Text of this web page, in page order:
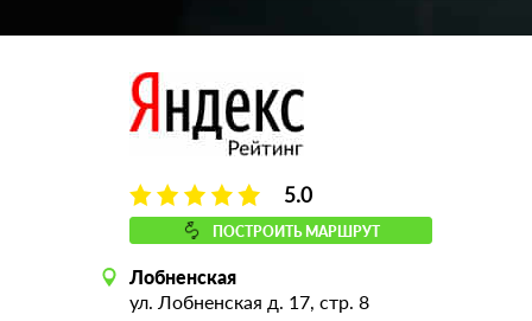
5.0
ПОСТРОИТЬ МАРШРУТ
Лобненская
ул. Лобненская д. 17, стр. 8